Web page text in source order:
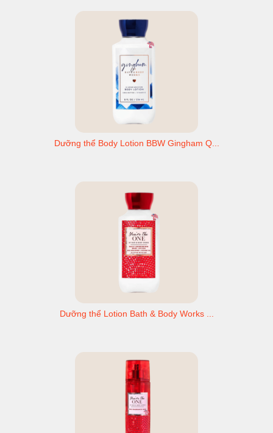
Dưỡng thể Body Lotion BBW Gingham Q...
Dưỡng thể Lotion Bath & Body Works ...